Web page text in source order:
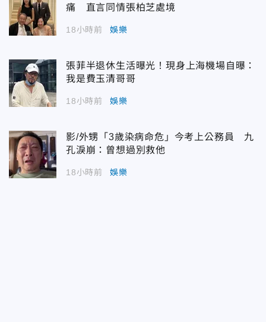
痛 直言同情張柏芝處境
18小時前 娛樂
張菲半退休生活曝光！現身上海機場自曝：
我是費玉清哥哥
18小時前 娛樂
影/外甥「3歲染病命危」今考上公務員 九
孔淚崩：曾想過別救他
18小時前 娛樂